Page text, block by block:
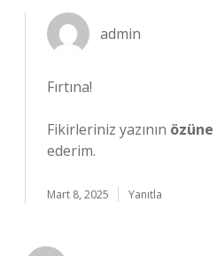
admin
Fırtına!
Fikirleriniz yazının özüne
ederim.
Mart 8, 2025 Yanıtla